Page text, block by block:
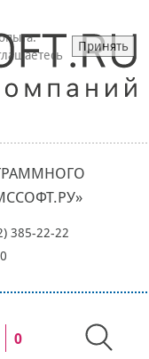
385-22-22
0
Принять